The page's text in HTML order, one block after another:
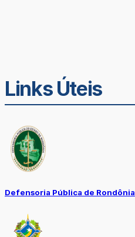
Links Úteis
Defensoria Pública de Rondônia